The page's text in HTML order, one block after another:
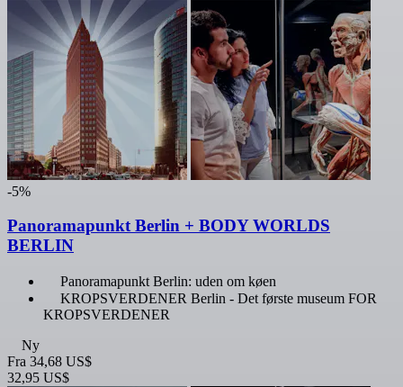
-5%
Panoramapunkt Berlin + BODY WORLDS
BERLIN
Panoramapunkt Berlin: uden om køen
KROPSVERDENER Berlin - Det første museum FOR
KROPSVERDENER
Ny
Fra 34,68 US$
32,95 US$